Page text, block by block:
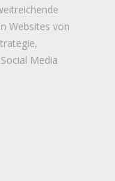
Websites von
Media